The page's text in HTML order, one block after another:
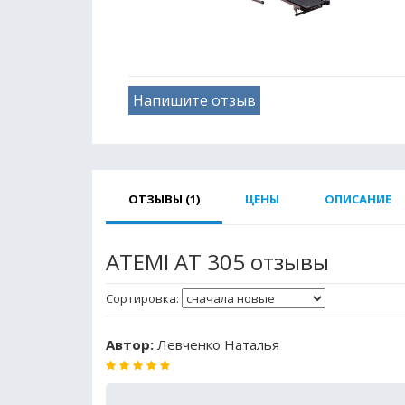
Напишите отзыв
ОТЗЫВЫ (1) ЦЕНЫ ОПИСАНИЕ
ATEMI AT 305 отзывы
Сортировка:
Автор: Левченко Наталья